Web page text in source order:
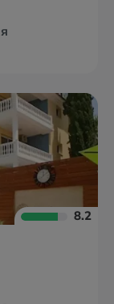
8.2